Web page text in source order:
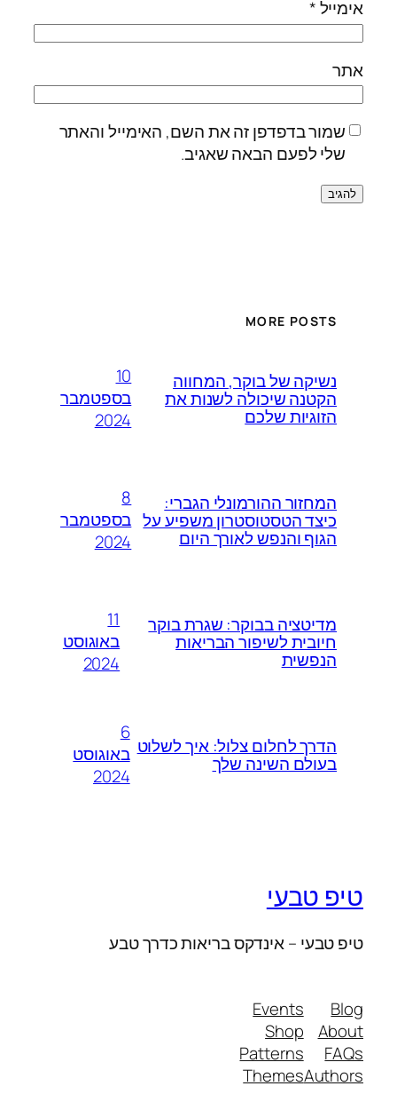
אימייל*
אתר
שמור בדפדפן זה את השם, האימייל והאתר
שלי לפעם הבאה שאגיב.
MORE POSTS
נשיקה של בוקר, המחווה
הקטנה שיכולה לשנות את
הזוגיות שלכם
10
בספטמבר
2024
המחזור ההורמונלי הגברי:
כיצד הטסטוסטרון משפיע על
הגוף והנפש לאורך היום
8
בספטמבר
2024
מדיטציה בבוקר: שגרת בוקר
חיובית לשיפור הבריאות
הנפשית
11
באוגוסט
2024
הדרך לחלום צלול: איך לשלוט
בעולם השינה שלך
6
באוגוסט
2024
טיפ טבעי
טיפ טבעי – אינדקס בריאות כדרך טבע
Blog
About
FAQs
Authors
Events
Shop
Patterns
Themes